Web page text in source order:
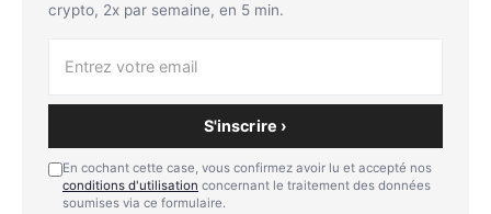
crypto, 2x par semaine, en 5 min.
S'inscrire ›
En cochant cette case, vous confirmez avoir lu et accepté nos
conditions d'utilisation concernant le traitement des données
soumises via ce formulaire.